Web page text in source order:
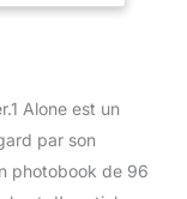
Alone est un
par son
photobook de 96